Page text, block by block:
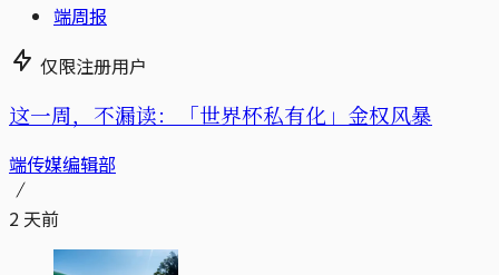
端周报
仅限注册用户
这一周，不漏读：「世界杯私有化」金权风暴
端传媒编辑部
2 天前